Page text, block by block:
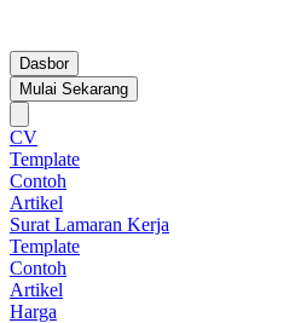
Dasbor
Mulai Sekarang
CV
Template
Contoh
Artikel
Surat Lamaran Kerja
Template
Contoh
Artikel
Harga